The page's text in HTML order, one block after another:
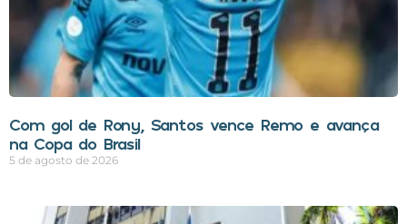
Com gol de Rony, Santos vence Remo e avança
na Copa do Brasil
5 de agosto de 2026